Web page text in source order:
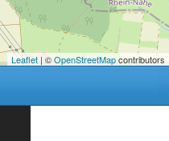
Leaflet| ©OpenStreetMapcontributors